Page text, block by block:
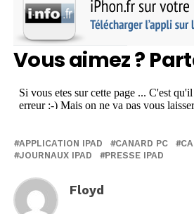
Vous aimez ?
APPLICATION IPAD CANARD PC
JOURNAUX IPAD
PRESSE IPAD
Floyd